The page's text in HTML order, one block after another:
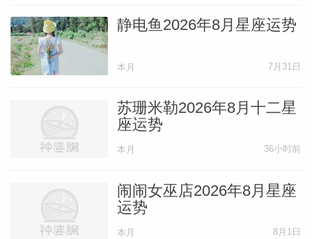
『摩羯座』一种结束之感。
然满月引入“定论”，你就拥有一次理想的机
会结束某件已经超过时效或结出果实的事
情。并且走到分水岭之事极有可能始于去年
时机，但同样也是结束一项承诺的好日子。
发生在你星宫内的满月会赋予你力量，因此
静电鱼2026年8月星座运势
本月 7月31日
苏珊米勒2026年8月十二星
座运势
本月 36小时前
闹闹女巫店2026年8月星座
运势
本月 8月1日